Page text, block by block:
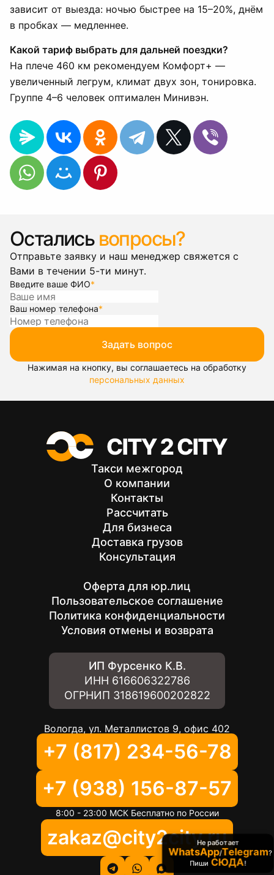
зависит от выезда: ночью быстрее на 15–20%, днём
в пробках — медленнее.
Какой тариф выбрать для дальней поездки?
На плече 460 км рекомендуем Комфорт+ —
увеличенный легрум, климат двух зон, тонировка.
Группе 4–6 человек оптимален Минивэн.
Остались вопросы?
Отправьте заявку и наш менеджер свяжется с
Вами в течении 5-ти минут.
Введите ваше ФИО*
Ваш номер телефона*
Задать вопрос
Нажимая на кнопку, вы соглашаетесь на обработку
персональных данных
Такси межгород
О компании
Контакты
Рассчитать
Для бизнеса
Доставка грузов
Консультация
Оферта для юр.лиц
Пользовательское соглашение
Политика конфиденциальности
Условия отмены и возврата
ИП Фурсенко К.В.
ИНН 616606322786
ОГРНИП 318619600202822
Вологда, ул. Металлистов 9, офис 402
+7 (817) 234-56-78
+7 (938) 156-87-57
8:00 - 23:00 МСК Бесплатно по России
zakaz@city2city.ru
Не работает
WhatsApp/Telegram?
Пиши СЮДА!